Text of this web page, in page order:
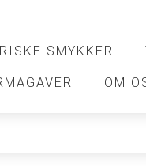
SMYKKER
OM